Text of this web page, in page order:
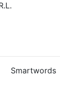
Smartwords